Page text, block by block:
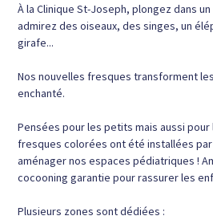
À la Clinique St-Joseph, plongez dans
admirez des oiseaux, des singes, un
girafe...
Nos nouvelles fresques transforment
enchanté.
Pensées pour les petits mais aussi
fresques colorées ont été installées
aménager nos espaces pédiatriques !
cocooning garantie pour rassurer les
Plusieurs zones sont dédiées :